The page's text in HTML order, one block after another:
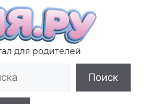
для родителей
Поиск